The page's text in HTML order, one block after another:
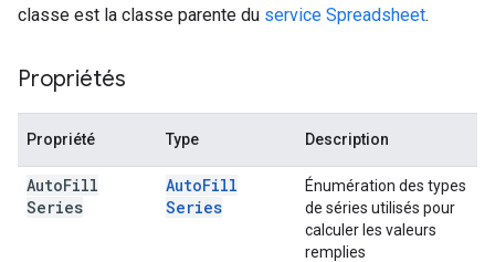
classe est la classe parente du service Spreadsheet.
Propriétés
Propriété Type Description
AutoFill
Series
AutoFill
Series
Énumération des types
de séries utilisés pour
calculer les valeurs
remplies